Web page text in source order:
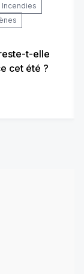
Incendies
t-elle
cet été ?